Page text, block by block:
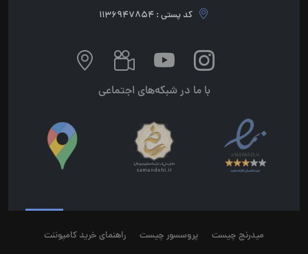
کد پستی : 1136947854
با ما در شبکه‌های اجتماعی
میدرنج چیست پروسسور چیست راهنمای خرید کامپوننت